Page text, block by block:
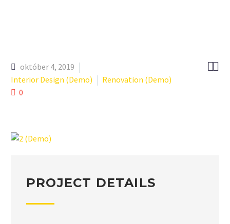

október 4, 2019
Interior Design (Demo)
Renovation (Demo)
0
PROJECT DETAILS